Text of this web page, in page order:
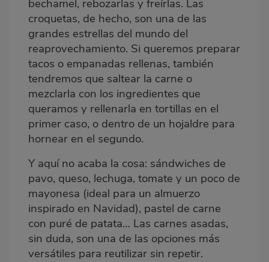
bechamel, rebozarlas y freírlas. Las
croquetas, de hecho, son una de las
grandes estrellas del mundo del
reaprovechamiento. Si queremos preparar
tacos o empanadas rellenas, también
tendremos que saltear la carne o
mezclarla con los ingredientes que
queramos y rellenarla en tortillas en el
primer caso, o dentro de un hojaldre para
hornear en el segundo.
Y aquí no acaba la cosa: sándwiches de
pavo, queso, lechuga, tomate y un poco de
mayonesa (ideal para un almuerzo
inspirado en Navidad), pastel de carne
con puré de patata… Las carnes asadas,
sin duda, son una de las opciones más
versátiles para reutilizar sin repetir.